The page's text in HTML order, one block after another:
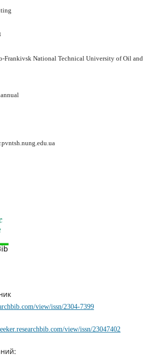
Frankivsk National Technical University of Oil and
view/issn/2304-7399
view/issn/23047402